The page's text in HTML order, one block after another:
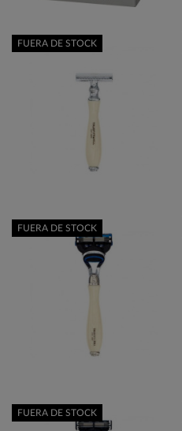
FUERA DE STOCK
FUERA DE STOCK
FUERA DE STOCK